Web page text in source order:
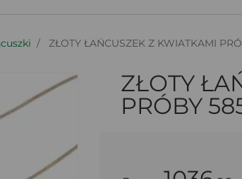
ZŁOTY ŁAŃCUSZEK Z KWIATKAMI
ZŁOTY
PRÓBY